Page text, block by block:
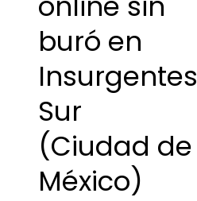
buró en
Insurgentes
Sur
(Ciudad de
México)